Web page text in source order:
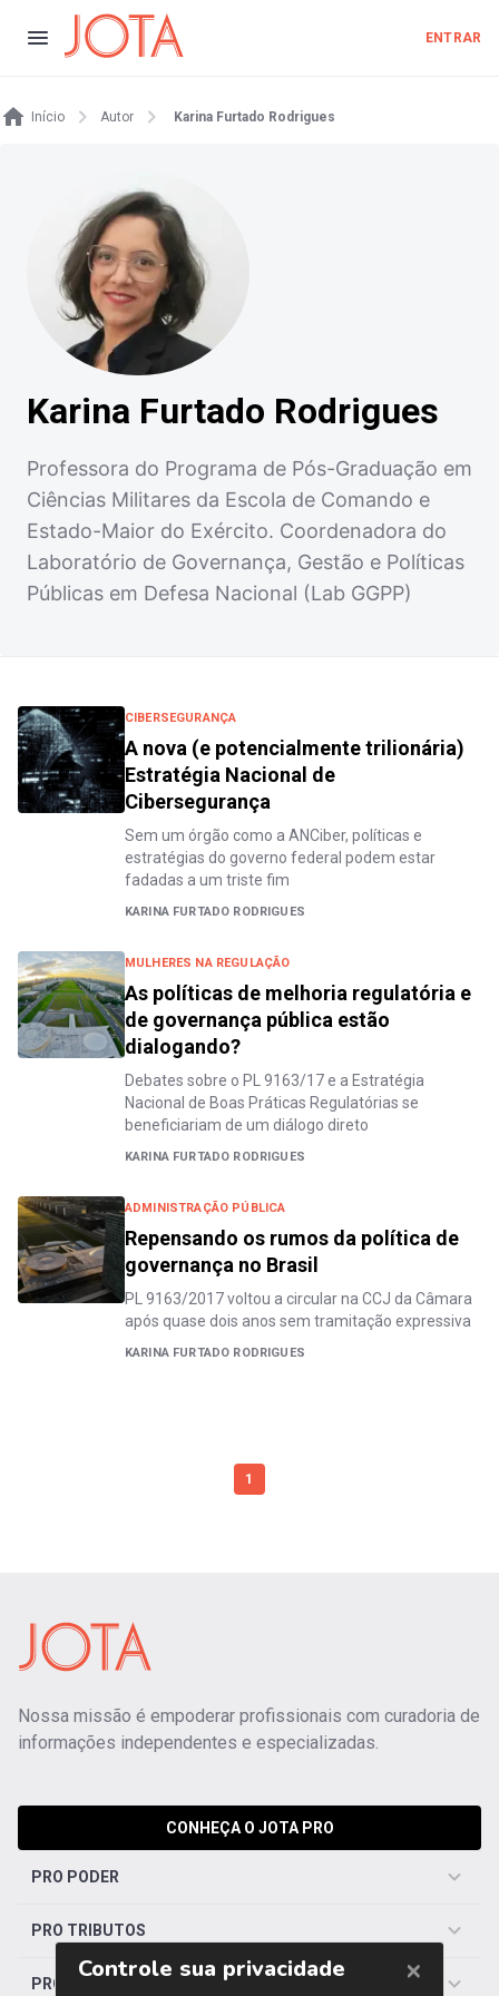
ENTRAR
Início Autor Karina Furtado Rodrigues
Karina Furtado Rodrigues
Professora do Programa de Pós-Graduação em
Ciências Militares da Escola de Comando e
Estado-Maior do Exército. Coordenadora do
Laboratório de Governança, Gestão e Políticas
Públicas em Defesa Nacional (Lab GGPP)
CIBERSEGURANÇA
A nova (e potencialmente trilionária)
Estratégia Nacional de
Cibersegurança
Sem um órgão como a ANCiber, políticas e
estratégias do governo federal podem estar
fadadas a um triste fim
KARINA FURTADO RODRIGUES
MULHERES NA REGULAÇÃO
As políticas de melhoria regulatória e
de governança pública estão
dialogando?
Debates sobre o PL 9163/17 e a Estratégia
Nacional de Boas Práticas Regulatórias se
beneficiariam de um diálogo direto
KARINA FURTADO RODRIGUES
ADMINISTRAÇÃO PÚBLICA
Repensando os rumos da política de
governança no Brasil
PL 9163/2017 voltou a circular na CCJ da Câmara
após quase dois anos sem tramitação expressiva
KARINA FURTADO RODRIGUES
1
Nossa missão é empoderar profissionais com curadoria de
informações independentes e especializadas.
CONHEÇA O JOTA PRO
PRO PODER
PRO TRIBUTOS
PRO TRABALHISTA